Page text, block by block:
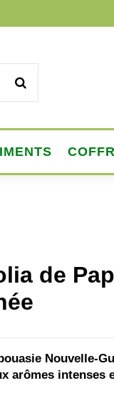
de
Nouvelle-
arômes intenses